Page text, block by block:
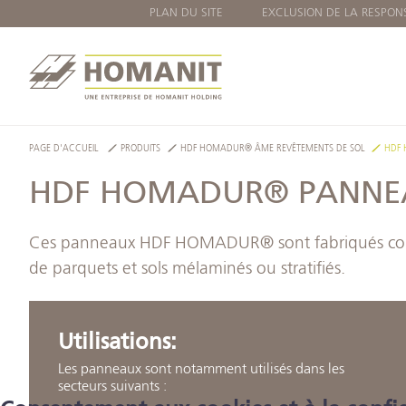
PLAN DU SITE EXCLUSION DE LA
PAGE D'ACCUEIL PRODUITS HDF HOMADUR® ÂME REVÊTEMENTS DE SOL HDF
HDF HOMADUR®
Ces panneaux HDF HOMADUR® sont fabriqués
de parquets et sols mélaminés ou stratifiés.
Utilisations:
Les panneaux sont notamment utilisés dans les
secteurs suivants :